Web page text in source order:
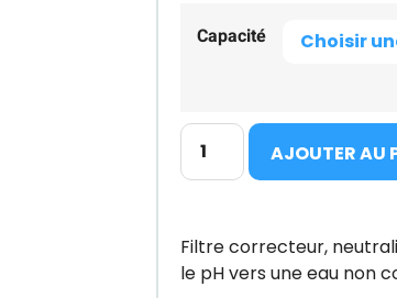
Capacité
AJOUTER AU
Filtre correcteur,
le pH vers une eau non